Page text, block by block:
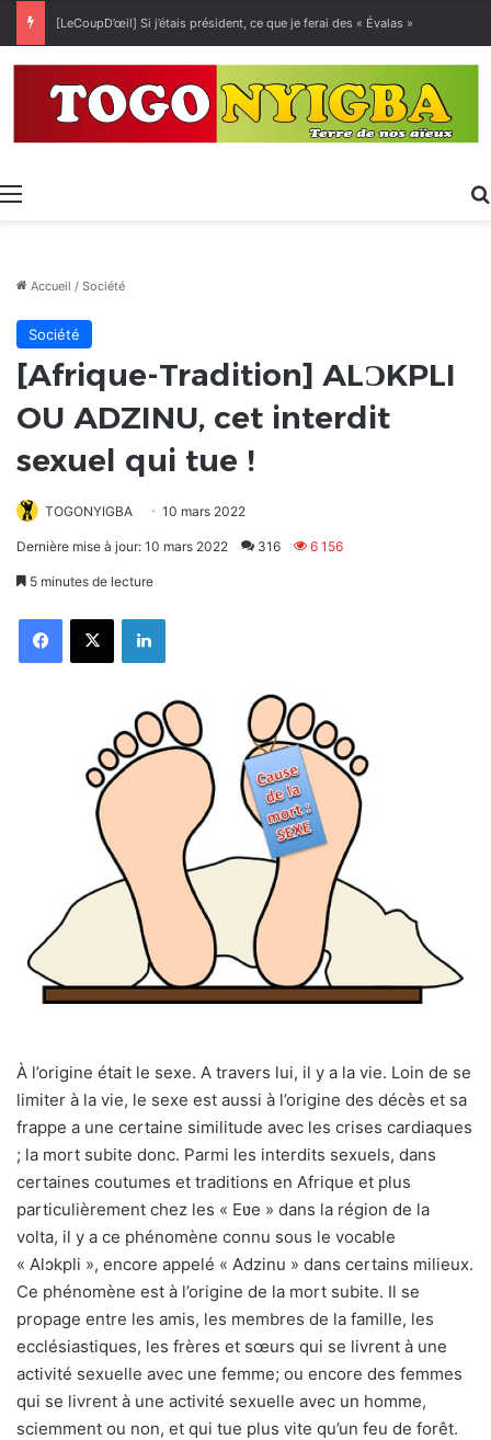
[LeCoupD’œil] Si j’étais président, ce que je ferai des « Évalas »
Menu
Accueil / Société
Société
[Afrique-Tradition] ALƆKPLI
OU ADZINU, cet interdit
sexuel qui tue !
TOGONYIGBA 10 mars 2022
Dernière mise à jour: 10 mars 2022 316 6 156
5 minutes de lecture
FacebookX Linkedin
À l’origine était le sexe. A travers lui, il y a la vie. Loin de se
limiter à la vie, le sexe est aussi à l’origine des décès et sa
frappe a une certaine similitude avec les crises cardiaques
; la mort subite donc. Parmi les interdits sexuels, dans
certaines coutumes et traditions en Afrique et plus
particulièrement chez les « Eʋe » dans la région de la
volta, il y a ce phénomène connu sous le vocable
« Alɔkpli », encore appelé « Adzinu » dans certains milieux.
Ce phénomène est à l’origine de la mort subite. Il se
propage entre les amis, les membres de la famille, les
ecclésiastiques, les frères et sœurs qui se livrent à une
activité sexuelle avec une femme; ou encore des femmes
qui se livrent à une activité sexuelle avec un homme,
sciemment ou non, et qui tue plus vite qu’un feu de forêt.